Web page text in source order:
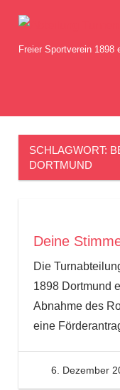
Inhalt
springenFreier Sportverein 1898
SCHLAGWORT:
DORTMUND
Deine
Die
1898 Dortmund
Abnahme des
eine
6. Dezember